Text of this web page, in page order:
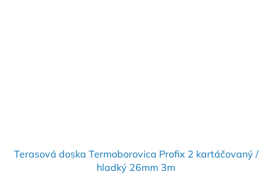
Terasová doska Termoborovica Profix 2 kartáčovaný /
hladký 26mm 3m